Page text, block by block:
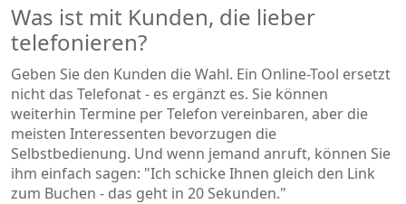
Was ist mit Kunden, die lieber
telefonieren?
Geben Sie den Kunden die Wahl. Ein Online-Tool ersetzt
nicht das Telefonat - es ergänzt es. Sie können
weiterhin Termine per Telefon vereinbaren, aber die
meisten Interessenten bevorzugen die
Selbstbedienung. Und wenn jemand anruft, können Sie
ihm einfach sagen: "Ich schicke Ihnen gleich den Link
zum Buchen - das geht in 20 Sekunden."